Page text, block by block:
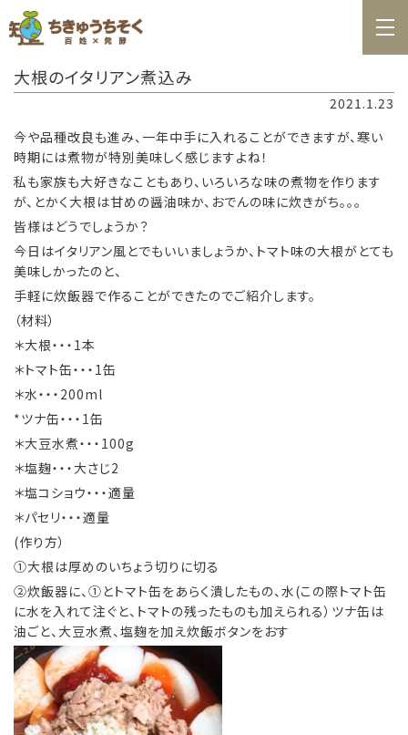
百姓日記
お知らせ
お問合せ
料理教室カレンダー
大根のイタリアン煮込み
2021.1.23
今や品種改良も進み、一年中手に入れることができますが、寒い
時期には煮物が特別美味しく感じますよね！
私も家族も大好きなこともあり、いろいろな味の煮物を作ります
が、とかく大根は甘めの醤油味か、おでんの味に炊きがち。。。
皆様はどうでしょうか？
今日はイタリアン風とでもいいましょうか、トマト味の大根がとても
美味しかったのと、
手軽に炊飯器で作ることができたのでご紹介します。
（材料）
＊大根・・・1本
＊トマト缶・・・1缶
＊水・・・200ml
*ツナ缶・・・1缶
＊大豆水煮・・・100g
＊塩麹・・・大さじ2
＊塩コショウ・・・適量
＊パセリ・・・適量
(作り方）
①大根は厚めのいちょう切りに切る
②炊飯器に、①とトマト缶をあらく潰したもの、水(この際トマト缶
に水を入れて注ぐと、トマトの残ったものも加えられる）ツナ缶は
油ごと、大豆水煮、塩麹を加え炊飯ボタンをおす